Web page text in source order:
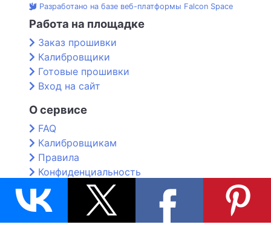
Разработано на базе веб-платформы Falcon Space
Работа на площадке
Заказ прошивки
Калибровщики
Готовые прошивки
Вход на сайт
О сервисе
FAQ
Калибровщикам
Правила
Конфиденциальность
Контакты